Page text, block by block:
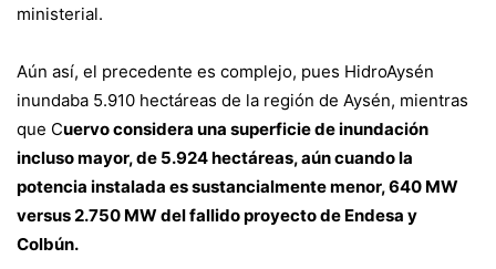
ministerial.
Aún así, el precedente es complejo, pues HidroAysén
inundaba 5.910 hectáreas de la región de Aysén, mientras
que Cuervo considera una superficie de inundación
incluso mayor, de 5.924 hectáreas, aún cuando la
potencia instalada es sustancialmente menor, 640 MW
versus 2.750 MW del fallido proyecto de Endesa y
Colbún.